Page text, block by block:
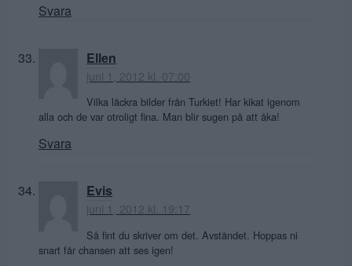
Svara
Ellen
juni 1, 2012 kl. 07:00
Vilka läckra bilder från Turkiet! Har kikat igenom
alla och de var otroligt fina. Man blir sugen på att åka!
Svara
Evis
juni 1, 2012 kl. 19:17
Så fint du skriver om det. Avståndet. Hoppas ni
snart får chansen att ses igen!